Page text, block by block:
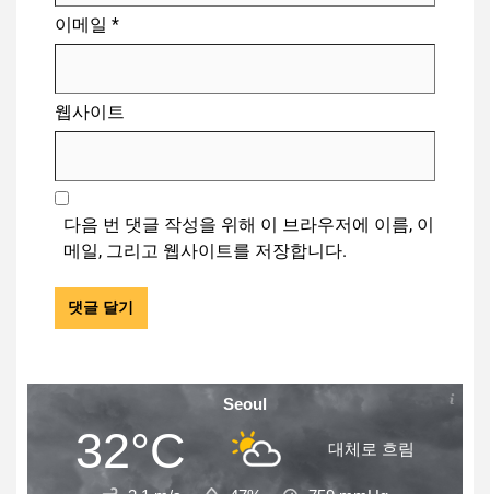
이메일 *
웹사이트
다음 번 댓글 작성을 위해 이 브라우저에 이름, 이
메일, 그리고 웹사이트를 저장합니다.
Seoul
32°C 대체로 흐림